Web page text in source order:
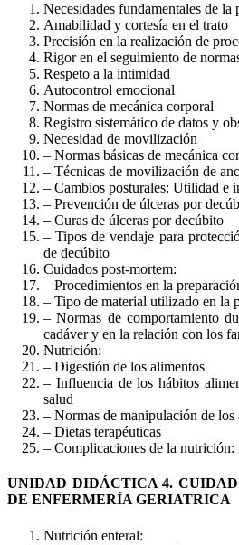
Necesidades fundamentales de la
Amabilidad y cortesía en el trato
Precisión en la realización de
Rigor en el seguimiento de
Respeto a la intimidad
Autocontrol emocional
Normas de mecánica corporal
Registro sistemático de datos y
Necesidad de movilización
– Normas básicas de mecánica
– Técnicas de movilización de
– Cambios posturales: Utilidad e
– Prevención de úlceras por
– Curas de úlceras por decúbito
– Tipos de vendaje para
de decúbito
Cuidados post-mortem:
– Procedimientos en la
– Tipo de material utilizado en la
– Normas de comportamiento
cadáver y en la relación con los
Nutrición:
– Digestión de los alimentos
– Influencia de los hábitos
salud
– Normas de manipulación de los
– Dietas terapéuticas
– Complicaciones de la nutrición:
UNIDAD DIDÁCTICA 4.
DE ENFERMERÍA GERIATRICA
Nutrición enteral: